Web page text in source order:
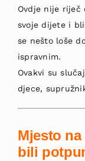
Ovdje nije
svoje dijete i
se nešto loše
ispravnim.
Ovakvi su
djece,
Mjesto
bili